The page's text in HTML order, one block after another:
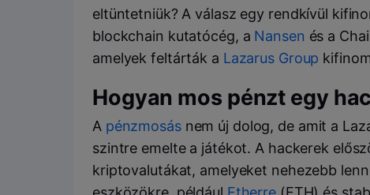
eltüntetniük? A válasz egy rendkívül
blockchain kutatócég, a Nansen és a
amelyek feltárták a Lazarus Group
Hogyan mos pénzt egy
A pénzmosásnem új dolog, de amit a
szintre emelte a játékot. A hackerek
kriptovalutákat, amelyeket nehezebb